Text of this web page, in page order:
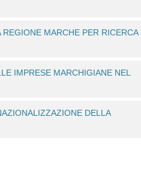
MARCHE PER RICERCA
IMPRESE MARCHIGIANE NEL
DELLA